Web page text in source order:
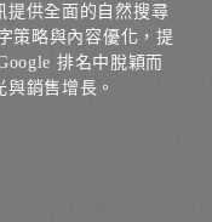
提供全面的自然搜尋
策略與內容優化，提
排名中脫穎而
銷售增長。